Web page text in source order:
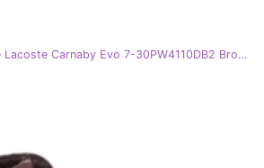
Ženske sportske cipele Lacoste Carnaby Evo 7-30PW4110DB2 Brown smeđa